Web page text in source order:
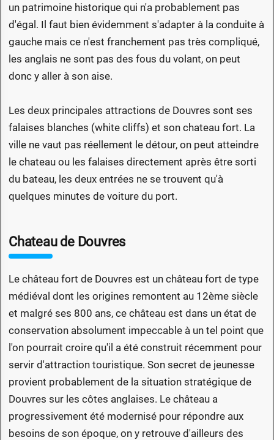
un patrimoine historique qui n'a probablement pas
d'égal. Il faut bien évidemment s'adapter à la conduite à
gauche mais ce n'est franchement pas très compliqué,
les anglais ne sont pas des fous du volant, on peut
donc y aller à son aise.
Les deux principales attractions de Douvres sont ses
falaises blanches (white cliffs) et son chateau fort. La
ville ne vaut pas réellement le détour, on peut atteindre
le chateau ou les falaises directement après être sorti
du bateau, les deux entrées ne se trouvent qu'à
quelques minutes de voiture du port.
Chateau de Douvres
Le château fort de Douvres est un château fort de type
médiéval dont les origines remontent au 12ème siècle
et malgré ses 800 ans, ce château est dans un état de
conservation absolument impeccable à un tel point que
l'on pourrait croire qu'il a été construit récemment pour
servir d'attraction touristique. Son secret de jeunesse
provient probablement de la situation stratégique de
Douvres sur les côtes anglaises. Le château a
progressivement été modernisé pour répondre aux
besoins de son époque, on y retrouve d'ailleurs des